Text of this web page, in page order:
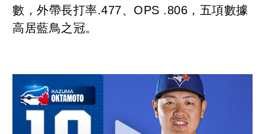
數，外帶長打率.477、OPS .806，五項數據
高居藍鳥之冠。